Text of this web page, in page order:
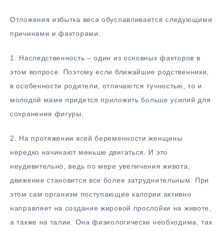
Отложения избытка веса обуславливается следующими
причинами и факторами:
1. Наследственность – один из основных факторов в
этом вопросе. Поэтому если ближайшие родственники,
в особенности родители, отличаются тучностью, то и
молодой маме придется приложить больше усилий для
сохранения фигуры.
2. На протяжении всей беременности женщины
нередко начинают меньше двигаться. И это
неудивительно, ведь по мере увеличения живота,
движение становится все более затруднительным. При
этом сам организм поступающие калории активно
направляет на создание жировой прослойки на животе,
а также на талии. Она физиологически необходима, так